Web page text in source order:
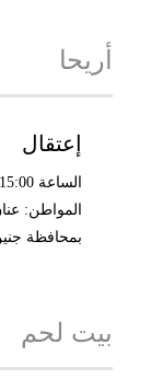
أريحا
إعتقال
المواطن:
بمحافظة
بيت لحم